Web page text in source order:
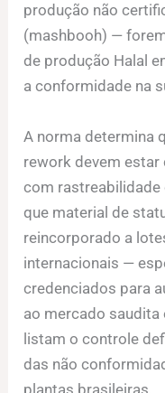
produção não
(mashbooh) —
de produção Halal
a conformidade na
A norma determina
rework devem
com
que material de
reincorporado a
internacionais —
credenciados para
ao mercado
listam o controle
das não
plantas brasileiras.